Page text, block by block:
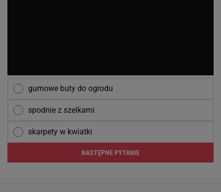
gumowe buty do ogrodu
spodnie z szelkami
skarpety w kwiatki
NASTĘPNE PYTANIE